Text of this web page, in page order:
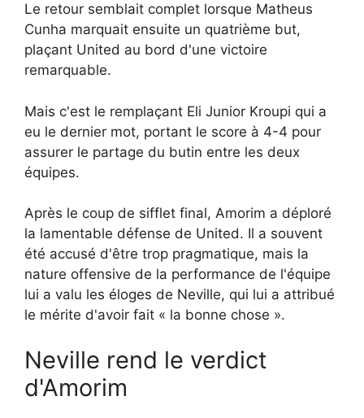
Le retour semblait complet lorsque Matheus
Cunha marquait ensuite un quatrième but,
plaçant United au bord d'une victoire
remarquable.
Mais c'est le remplaçant Eli Junior Kroupi qui a
eu le dernier mot, portant le score à 4-4 pour
assurer le partage du butin entre les deux
équipes.
Après le coup de sifflet final, Amorim a déploré
la lamentable défense de United. Il a souvent
été accusé d'être trop pragmatique, mais la
nature offensive de la performance de l'équipe
lui a valu les éloges de Neville, qui lui a attribué
le mérite d'avoir fait « la bonne chose ».
Neville rend le verdict
d'Amorim